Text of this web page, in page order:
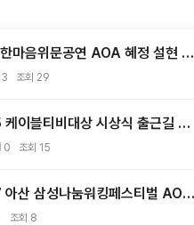
마음위문공연 AOA 혜정 설현 직
넬
3 조회 29
이블티비대상 시상식 출근길 트
by 스피넬
0 조회 15
산 삼성나눔워킹페스티벌 AOA
조회 8